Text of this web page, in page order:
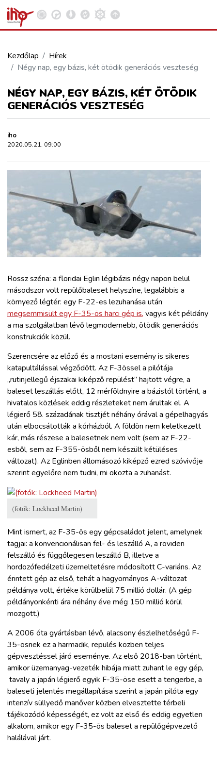
VASÚT
KÖZÚT
REPÜLÉS
KÖZLEKEDÉSFEJLESZTÉS
ELLÁTÁSI LÁNC
ZÖLDÚT
HAJÓZÁS
BLOG
ARCHÍVUM
WEBSHOP
BELÉPÉS
REGISZTRÁCIÓ
Kosár megtekintése
Kezdőlap
Hírek
Négy nap, egy bázis, két ötödik generációs veszteség
NÉGY NAP, EGY BÁZIS, KÉT ÖTÖDIK
GENERÁCIÓS VESZTESÉG
iho
2020.05.21. 09:00
Rossz széria: a floridai Eglin légibázis négy napon belül
másodszor volt repülőbaleset helyszíne, legalábbis a
környező légtér: egy F-22-es lezuhanása után
megsemmisült egy F-35-ös harci gép is, vagyis két példány
a ma szolgálatban lévő legmodernebb, ötödik generációs
konstrukciók közül.
Szerencsére az előző és a mostani esemény is sikeres
katapultálással végződött. Az F-3össel a pilótája
„rutinjellegű éjszakai kiképző repülést” hajtott végre, a
baleset leszállás előtt, 12 mérföldnyire a bázistól történt, a
hivatalos közlések eddig részleteket nem árultak el. A
légierő 58. századának tisztjét néhány órával a gépelhagyás
után elbocsátották a kórházból. A földön nem keletkezett
kár, más részese a balesetnek nem volt (sem az F-22-
esből, sem az F-355-ösből nem készült kétüléses
változat). Az Eglinben állomásozó kiképző ezred szóvivője
szerint egyelőre nem tudni, mi okozta a zuhanást.
(fotók: Lockheed Martin)
Mint ismert, az F-35-ös egy gépcsaládot jelent, amelynek
tagjai: a konvencionálisan fel- és leszálló A, a röviden
felszálló és függőlegesen leszálló B, illetve a
hordozófedélzeti üzemeltetésre módosított C-variáns. Az
érintett gép az első, tehát a hagyományos A-változat
példánya volt, értéke körülbelül 75 millió dollár. (A gép
példányonkénti ára néhány éve még 150 millió körül
mozgott.)
A 2006 óta gyártásban lévő, alacsony észlelhetőségű F-
35-ösnek ez a harmadik, repülés közben teljes
gépvesztéssel járó eseménye. Az első 2018-ban történt,
amikor üzemanyag-vezeték hibája miatt zuhant le egy gép,
tavaly a japán légierő egyik F-35-öse esett a tengerbe, a
baleseti jelentés megállapítása szerint a japán pilóta egy
intenzív süllyedő manőver közben elvesztette térbeli
tájékozódó képességét, ez volt az első és eddig egyetlen
alkalom, amikor egy F-35-ös baleset a repülőgépvezető
halálával járt.